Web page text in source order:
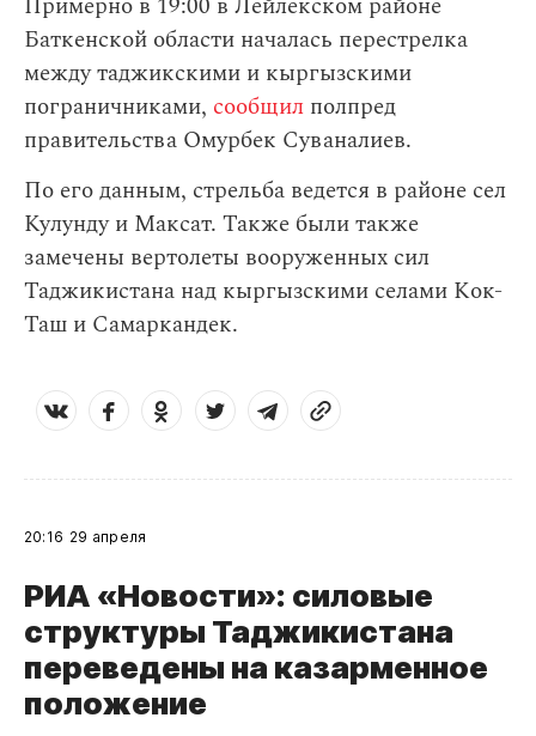
Баткенской области началась перестрелка
между таджикскими и кыргызскими
пограничниками, сообщил полпред
правительства Омурбек Суваналиев.
По его данным, стрельба ведется в районе сел
Кулунду и Максат. Также были также
замечены вертолеты вооруженных сил
Таджикистана над кыргызскими селами Кок-
Таш и Самаркандек.
20:16 29 апреля
РИА «Новости»: силовые
структуры Таджикистана
переведены на казарменное
положение